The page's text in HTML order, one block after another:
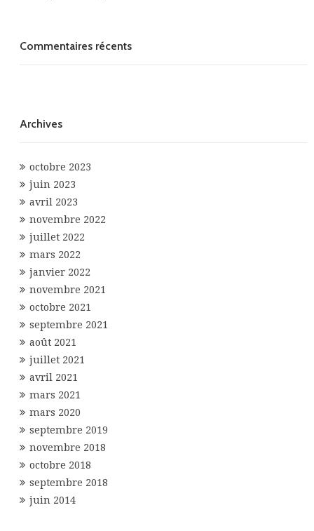
Commentaires récents
Archives
octobre 2023
juin 2023
avril 2023
novembre 2022
juillet 2022
mars 2022
janvier 2022
novembre 2021
octobre 2021
septembre 2021
août 2021
juillet 2021
avril 2021
mars 2021
mars 2020
septembre 2019
novembre 2018
octobre 2018
septembre 2018
juin 2014